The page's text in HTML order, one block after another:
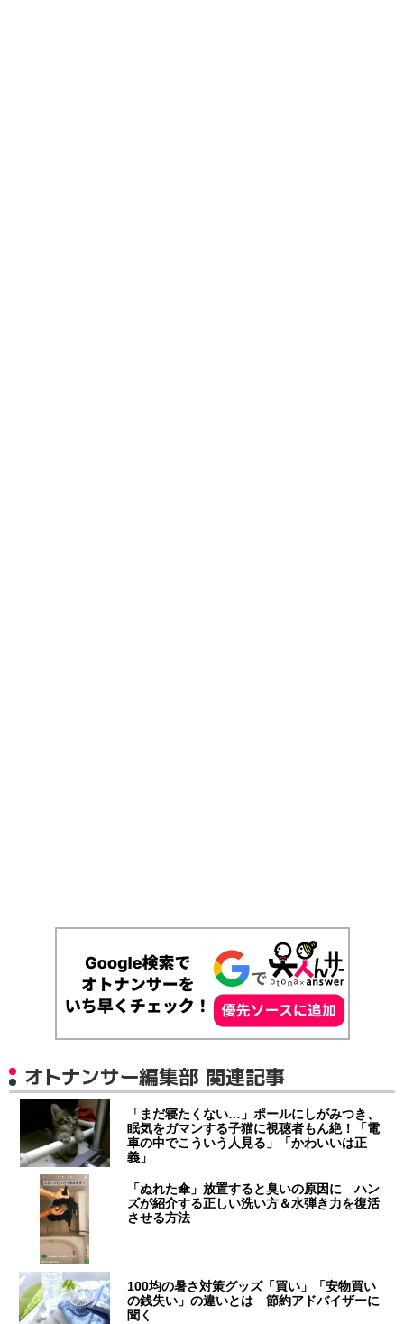
オトナンサー編集部 関連記事
「まだ寝たくない…」ポールにしがみつき、
眠気をガマンする子猫に視聴者もん絶！「電
車の中でこういう人見る」「かわいいは正
義」
「ぬれた傘」放置すると臭いの原因に ハン
ズが紹介する正しい洗い方＆水弾き力を復活
させる方法
100均の暑さ対策グッズ「買い」「安物買い
の銭失い」の違いとは 節約アドバイザーに
聞く